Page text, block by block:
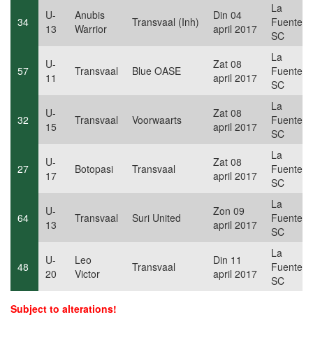
34
U-
13
Anubis
Warrior
Transvaal (Inh)
Din 04
april 2017
La
Fuente
SC
57
U-
11
Transvaal Blue OASE
Zat 08
april 2017
La
Fuente
SC
32
U-
15
Transvaal Voorwaarts
Zat 08
april 2017
La
Fuente
SC
27
U-
17
Botopasi Transvaal
Zat 08
april 2017
La
Fuente
SC
64
U-
13
Transvaal Suri United
Zon 09
april 2017
La
Fuente
SC
48
U-
20
Leo
Victor
Transvaal
Din 11
april 2017
La
Fuente
SC
Subject to alterations!